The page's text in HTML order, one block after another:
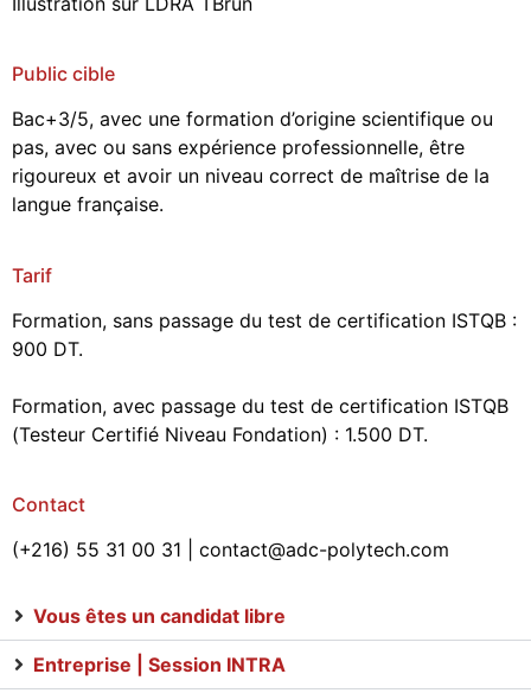
Public cible
Bac+3/5, avec une formation d’origine scientifique ou
pas, avec ou sans expérience professionnelle, être
rigoureux et avoir un niveau correct de maîtrise de la
langue française.
Tarif
Formation, sans passage du test de certification ISTQB :
900 DT.
Formation, avec passage du test de certification ISTQB
(Testeur Certifié Niveau Fondation) : 1.500 DT.
Contact
(+216) 55 31 00 31 | contact@adc-polytech.com
Vous êtes un candidat libre
Entreprise | Session INTRA